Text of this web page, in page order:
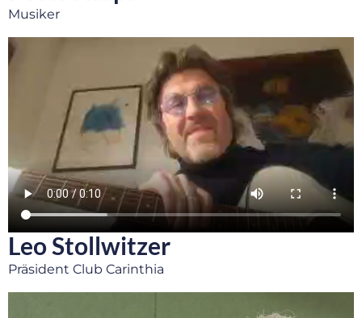
Musiker
Leo Stollwitzer
Präsident Club Carinthia